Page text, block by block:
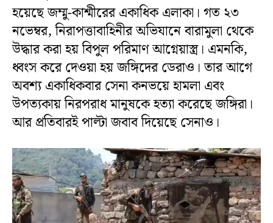
হয়েছে জম্মু-কাশ্মীরের একাধিক এলাকা। গত ২৩
নভেম্বর, নিরাপত্তাবাহিনীর অভিযানে বারামুলা থেকে
উদ্ধার করা হয় বিপুল পরিমাণ আগ্নেয়াস্ত্র। এমনকি,
ধ্বংস করে দেওয়া হয় জঙ্গিদের ডেরাও। তার আগে
অবশ্য একাধিকবার সেনা কনভয়ে হামলা এবং
উপত্যকায় নিরপরাধ মানুষকে হত্যা করেছে জঙ্গিরা।
আর প্রতিবারই পাল্টা জবাব দিয়েছে সেনাও।